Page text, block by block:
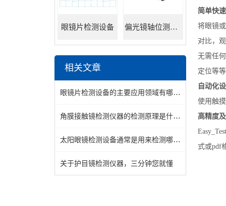
眼镜片检测设备 偏光镜轴位测试仪
相关文章
眼镜片检测设备的主要应用领域有哪些？
角膜接触镜检测仪器的检测原理是什么呢
太阳眼镜检测设备通常是用来检测哪些数据的
关于护目镜检测仪器，三分钟您就懂
简单快速
将眼镜
对比，
无需任
定位等
自动化
使用触
高精度
式或pdf